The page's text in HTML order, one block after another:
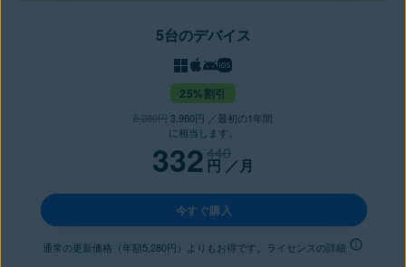
5台のデバイス
25%割引
5,280円 3,980円 ／最初の1年間
に相当します。
332440
円 ／月
今すぐ購入
通常の更新価格（年額5,280円）よりもお得です。ライセンスの詳細